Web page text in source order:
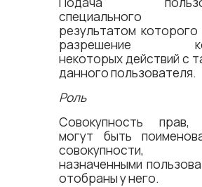
специального
результатом которого
разрешение
некоторых действий с
данного пользователя.
Роль
Совокупность прав,
могут быть
назначенными
отобраны у него.